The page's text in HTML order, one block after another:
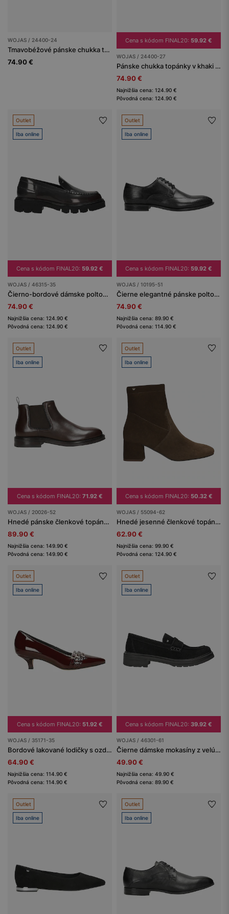
WOJAS / 24400-24
Tmavobéžové pánske chukka topánky
74.90 €
Cena s kódom FINAL20: 59.92 €
WOJAS / 24400-27
Pánske chukka topánky v khaki farbe
74.90 €
Najnižšia cena: 124.90 €
Pôvodná cena: 124.90 €
Outlet
Iba online
Cena s kódom FINAL20: 59.92 €
WOJAS / 46315-35
Čierno-bordové dámske poltopánky bez šnúrok
74.90 €
Najnižšia cena: 124.90 €
Pôvodná cena: 124.90 €
Outlet
Iba online
Cena s kódom FINAL20: 59.92 €
WOJAS / 10195-51
Čierne elegantné pánske poltopánky z hladkej kože
74.90 €
Najnižšia cena: 89.90 €
Pôvodná cena: 114.90 €
Outlet
Iba online
Cena s kódom FINAL20: 71.92 €
WOJAS / 20026-52
Hnedé pánske členkové topánky z lícovej kože
89.90 €
Najnižšia cena: 149.90 €
Pôvodná cena: 149.90 €
Outlet
Iba online
Cena s kódom FINAL20: 50.32 €
WOJAS / 55094-62
Hnedé jesenné členkové topánky na nízkom podpätku
62.90 €
Najnižšia cena: 99.90 €
Pôvodná cena: 124.90 €
Outlet
Iba online
Cena s kódom FINAL20: 51.92 €
WOJAS / 35171-35
Bordové lakované lodičky s ozdobnými pásikmi
64.90 €
Najnižšia cena: 114.90 €
Pôvodná cena: 114.90 €
Outlet
Iba online
Cena s kódom FINAL20: 39.92 €
WOJAS / 46301-61
Čierne dámske mokasíny z velúrovej semiše
49.90 €
Najnižšia cena: 49.90 €
Pôvodná cena: 89.90 €
Outlet
Iba online
Outlet
Iba online